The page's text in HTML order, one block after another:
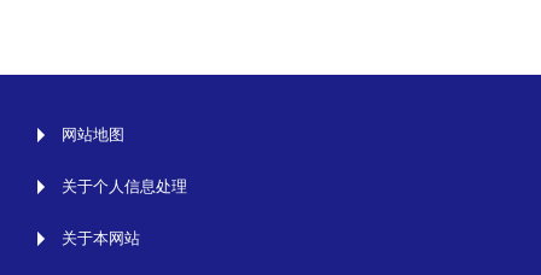
网站地图
关于个人信息处理
关于本网站